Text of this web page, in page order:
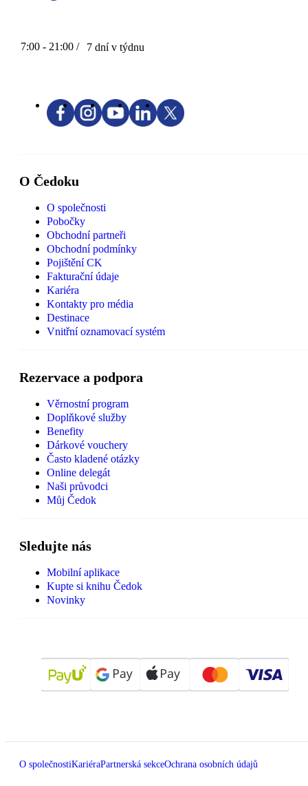
7:00 - 21:00 / 7 dní v týdnu
O Čedoku
O společnosti
Pobočky
Obchodní partneři
Obchodní podmínky
Pojištění CK
Fakturační údaje
Kariéra
Kontakty pro média
Destinace
Vnitřní oznamovací systém
Rezervace a podpora
Věrnostní program
Doplňkové služby
Benefity
Dárkové vouchery
Často kladené otázky
Online delegát
Naši průvodci
Můj Čedok
Sledujte nás
Mobilní aplikace
Kupte si knihu Čedok
Novinky
O společnostiKariéraPartnerská sekceOchrana osobních údajů